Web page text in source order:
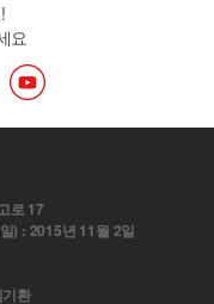
요
로 17
) : 2015년 11월 2일
환